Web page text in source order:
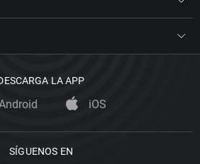
LA APP
iOS
SÍGUENOS EN